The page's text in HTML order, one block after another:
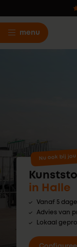
menu
Nu ook bij
in Halle
Vanaf 5
Advies van
Lokaal